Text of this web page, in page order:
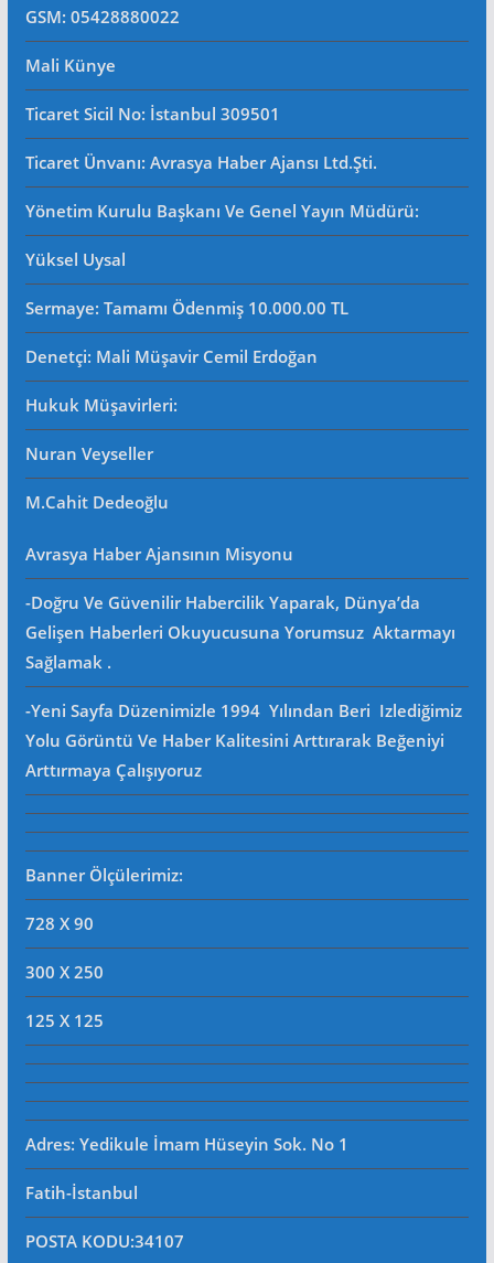
GSM: 05428880022
Mali Künye
Ticaret Sicil No: İstanbul 309501
Ticaret Ünvanı: Avrasya Haber Ajansı Ltd.Şti.
Yönetim Kurulu Başkanı Ve Genel Yayın Müdürü:
Yüksel Uysal
Sermaye: Tamamı Ödenmiş 10.000.00 TL
Denetçi: Mali Müşavir Cemil Erdoğan
Hukuk Müşavirleri:
Nuran Veyseller
M.Cahit Dedeoğlu
Avrasya Haber Ajansının Misyonu
-Doğru Ve Güvenilir Habercilik Yaparak, Dünya’da
Gelişen Haberleri Okuyucusuna Yorumsuz Aktarmayı
Sağlamak .
-Yeni Sayfa Düzenimizle 1994 Yılından Beri Izlediğimiz
Yolu Görüntü Ve Haber Kalitesini Arttırarak Beğeniyi
Arttırmaya Çalışıyoruz
Banner Ölçülerimiz:
728 X 90
300 X 250
125 X 125
Adres: Yedikule İmam Hüseyin Sok. No 1
Fatih-İstanbul
POSTA KODU:34107